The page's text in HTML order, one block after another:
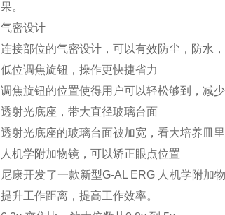
果。
气密设计
连接部位的气密设计，可以有效防尘，防水
低位调焦旋钮，操作更快捷省力
调焦旋钮的位置使得用户可以轻松够到，减少
透射光底座，带大直径玻璃台面
透射光底座的玻璃台面被加宽，看大培养皿里
人机学附加物镜，可以矫正眼点位置
尼康开发了一款新型G-AL ERG 人机学附加
提升工作距离，提高工作效率。